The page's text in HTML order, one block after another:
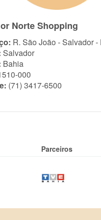
Norte Shopping
R. São João - Salvador -
Salvador
Bahia
000
(71) 3417-6500
Parceiros